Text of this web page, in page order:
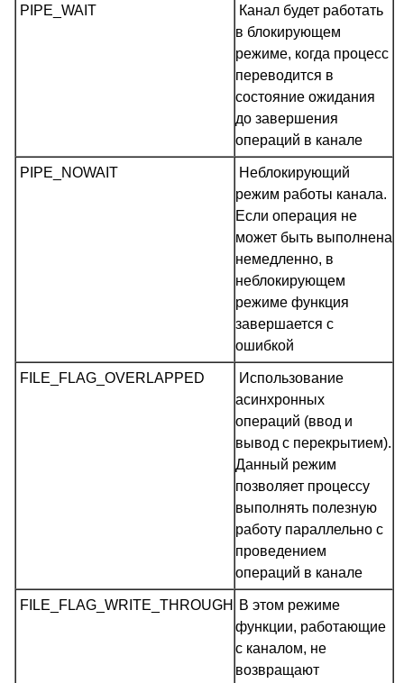
PIPE_WAIT
Канал будет работать
в блокирующем
режиме, когда процесс
переводится в
состояние ожидания
до завершения
операций в канале
PIPE_NOWAIT
Неблокирующий
режим работы канала.
Если операция не
может быть выполнена
немедленно, в
неблокирующем
режиме функция
завершается с
ошибкой
FILE_FLAG_OVERLAPPED
Использование
асинхронных
операций (ввод и
вывод с перекрытием).
Данный режим
позволяет процессу
выполнять полезную
работу параллельно с
проведением
операций в канале
FILE_FLAG_WRITE_THROUGH
В этом режиме
функции, работающие
с каналом, не
возвращают